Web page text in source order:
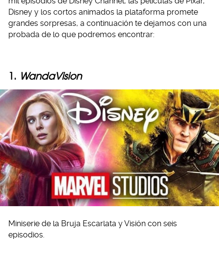
Disney y los cortos animados la plataforma promete
grandes sorpresas, a continuación te dejamos con una
probada de lo que podremos encontrar:
1. WandaVision
Miniserie de la Bruja Escarlata y Visión con seis
episodios.